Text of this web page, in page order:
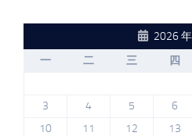
2026
一
二 三 四
3
4 5 6
10
11 12 13